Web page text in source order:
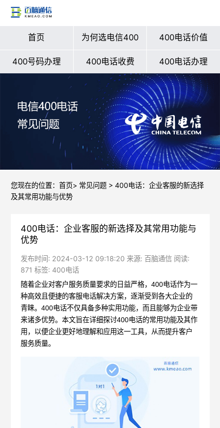
首页 为何选电信400 400电话价值
400号码办理 400电话收费 400电话办理
您现在的位置： 首页> 常见问题> 400电话：企业客服的新选择
及其常用功能与优势
400电话：企业客服的新选择及其常用功能与
优势
发布时间: 2024-03-12 09:18:20 来源: 百脑通信 阅读:
871 标签: 400电话
随着企业对客户服务质量要求的日益严格，400电话作为一
种高效且便捷的客服电话解决方案，逐渐受到各大企业的
青睐。400电话不仅具备多种实用功能，而且能够为企业带
来诸多优势。本文旨在详细探讨400电话的常用功能及其作
用，以便企业更好地理解和应用这一工具，从而提升客户
服务质量。